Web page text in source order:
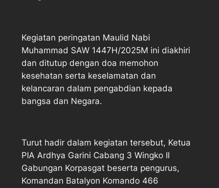
Kegiatan peringatan Maulid Nabi
Muhammad SAW 1447H/2025M ini diakhiri
dan ditutup dengan doa memohon
kesehatan serta keselamatan dan
kelancaran dalam pengabdian kepada
bangsa dan Negara.
Turut hadir dalam kegiatan tersebut, Ketua
PIA Ardhya Garini Cabang 3 Wingko II
Gabungan Korpasgat beserta pengurus,
Komandan Batalyon Komando 466